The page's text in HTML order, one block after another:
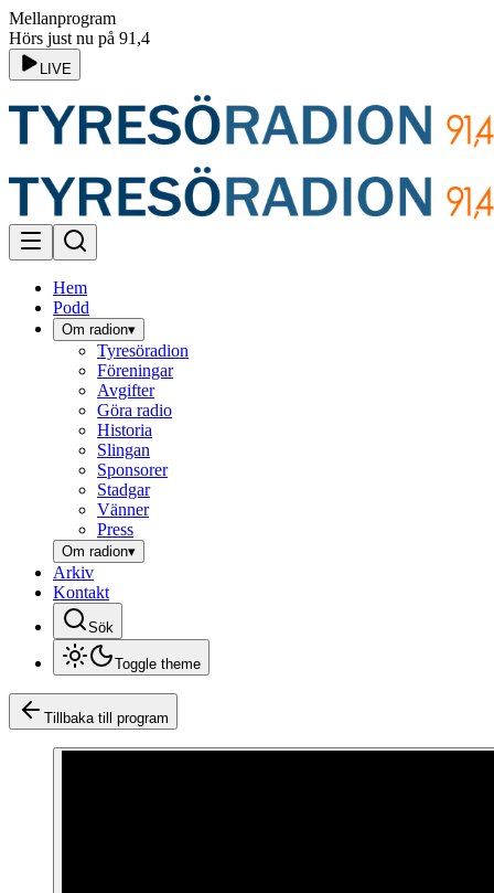
Mellanprogram
Hörs just nu på 91,4
LIVE
Hem
Podd
Om radion▾
Tyresöradion
Föreningar
Avgifter
Göra radio
Historia
Slingan
Sponsorer
Stadgar
Vänner
Press
Om radion▾
Arkiv
Kontakt
Sök
Toggle theme
Tillbaka till program